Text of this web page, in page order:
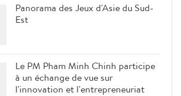
Panorama des Jeux d'Asie du Sud-
Est
Le PM Pham Minh Chinh participe
à un échange de vue sur
l'innovation et l'entrepreneuriat